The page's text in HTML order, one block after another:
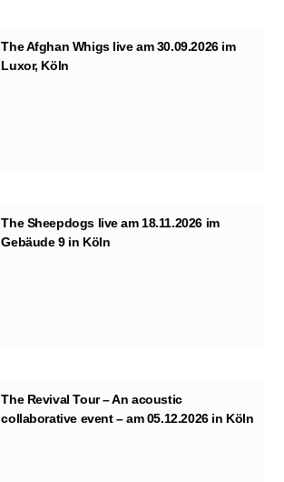
The Afghan Whigs live am 30.09.2026 im
Luxor, Köln
The Sheepdogs live am 18.11.2026 im
Gebäude 9 in Köln
The Revival Tour – An acoustic
collaborative event – am 05.12.2026 in Köln